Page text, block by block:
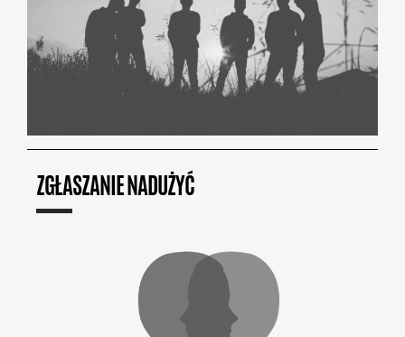
ZGŁASZANIE NADUŻYĆ